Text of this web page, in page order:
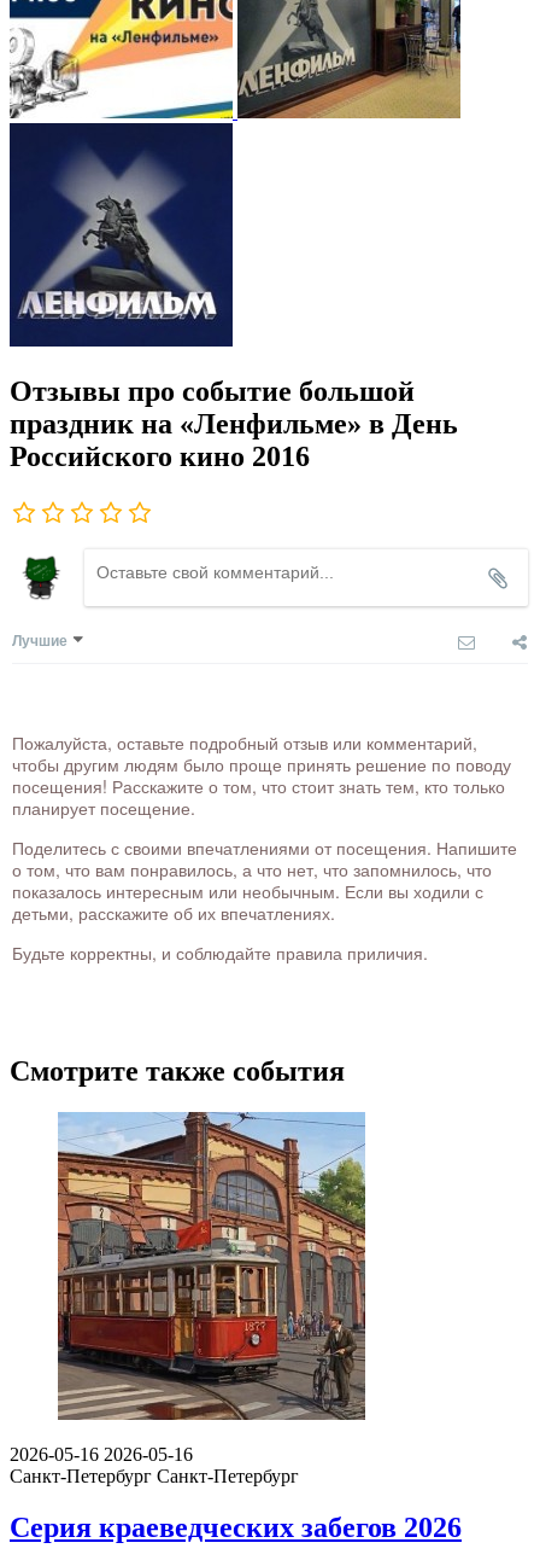
Отзывы про событие большой
праздник на «Ленфильме» в День
Российского кино 2016
Лучшие
Пожалуйста, оставьте подробный отзыв или комментарий,
чтобы другим людям было проще принять решение по поводу
посещения! Расскажите о том, что стоит знать тем, кто только
планирует посещение.
Поделитесь с своими впечатлениями от посещения. Напишите
о том, что вам понравилось, а что нет, что запомнилось, что
показалось интересным или необычным. Если вы ходили с
детьми, расскажите об их впечатлениях.
Будьте корректны, и соблюдайте правила приличия.
Смотрите также события
2026-05-16 2026-05-16
Санкт-Петербург Санкт-Петербург
Серия краеведческих забегов 2026